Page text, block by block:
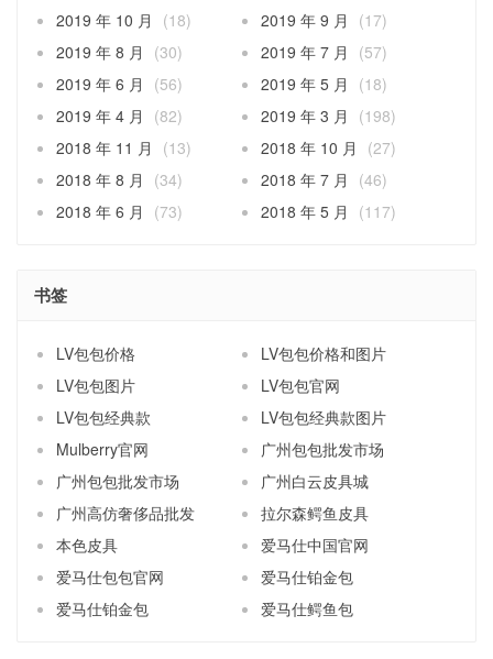
2019 年 10 月
(18) 2019 年 9 月
(17)
2019 年 8 月
(30) 2019 年 7 月
(57)
2019 年 6 月
(56) 2019 年 5 月
(18)
2019 年 4 月
(82) 2019 年 3 月
(198)
2018 年 11 月
(13) 2018 年 10 月
(27)
2018 年 8 月
(34) 2018 年 7 月
(46)
2018 年 6 月
(73) 2018 年 5 月 (117)
书签
LV包包价格
LV包包价格和图片
LV包包图片
LV包包官网
LV包包经典款
LV包包经典款图片
Mulberry官网
广州包包批发市场
广州包包批发市场
广州白云皮具城
广州高仿奢侈品批发
拉尔森鳄鱼皮具
本色皮具
爱马仕中国官网
爱马仕包包官网
爱马仕铂金包
爱马仕铂金包
爱马仕鳄鱼包